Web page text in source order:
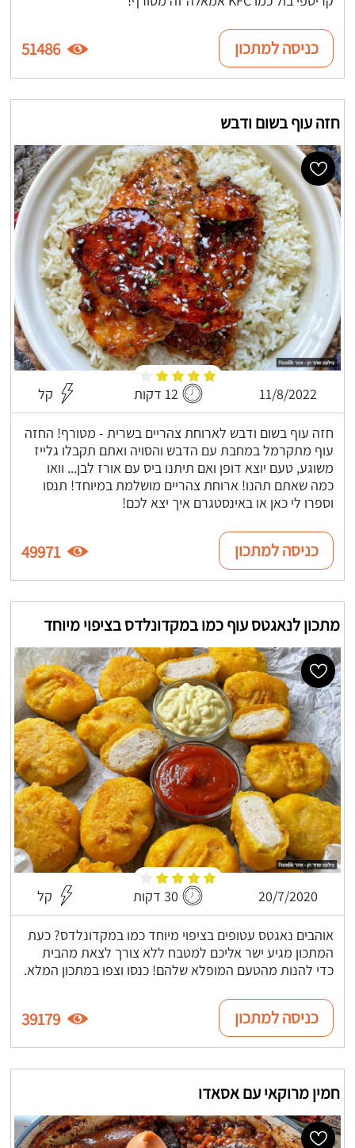
כניסה למתכון 51486
חזה עוף בשום ודבש
11/8/2022 12 דקות קל
חזה עוף בשום ודבש לארוחת צהריים בשרית - מטורף! החזה
עוף מתקרמל במחבת עם הדבש והסויה ואתם תקבלו גלייז
משוגע, טעם יוצא דופן ואם תיתנו ביס עם אורז לבן... וואו
כמה שאתם תהנו! ארוחת צהריים מושלמת במיוחד! תנסו
וספרו לי כאן או באינסטגרם איך יצא לכם!
כניסה למתכון 49971
מתכון לנאגטס עוף כמו במקדונלדס בציפוי מיוחד
20/7/2020 30 דקות קל
אוהבים נאגטס עטופים בציפוי מיוחד כמו במקדונלדס? כעת
המתכון מגיע ישר אליכם למטבח ללא צורך לצאת מהבית
כדי להנות מהטעם המופלא שלהם! כנסו וצפו במתכון המלא.
כניסה למתכון 39179
חמין מרוקאי עם אסאדו